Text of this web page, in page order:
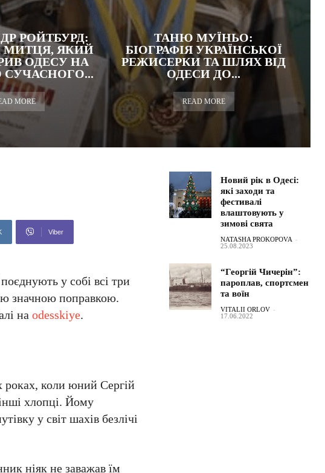
РОЙТБУРД:
ЯКИЙ
ОДЕСУ НА
MORE
ТАНЮ МУЇНЬО:
БІОГРАФІЯ УКРАЇНСЬКОЇ
РЕЖИСЕРКИ ТА ШЛЯХ ВІД
ОДЕСИ ДО...
READ MORE
Viber
у собі всі три
значною поправкою.
на odesskiye.
роках, коли юний Сергій
хлопці. Йому
у світ шахів безлічі
ніяк не заважав їм
Новий рік в Одесі:
які заходи та
фестивалі
влаштовують у
зимові свята
NATASHA PROKOPOVA -
25.08.2023
“Георгій Чичерін”:
пароплав, спортсмен
та воїн
VITALII ORLOV -
17.06.2022